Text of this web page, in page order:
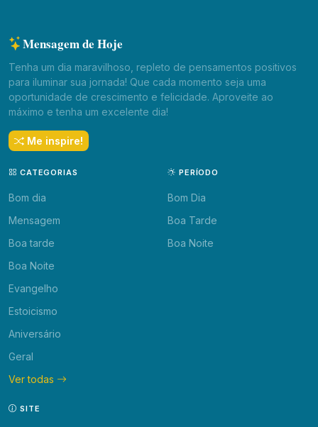
Mensagem de Hoje
Tenha um dia maravilhoso, repleto de pensamentos positivos
para iluminar sua jornada! Que cada momento seja uma
oportunidade de crescimento e felicidade. Aproveite ao
máximo e tenha um excelente dia!
Me inspire!
CATEGORIAS
Bom dia
Mensagem
Boa tarde
Boa Noite
Evangelho
Estoicismo
Aniversário
Geral
Ver todas
PERÍODO
Bom Dia
Boa Tarde
Boa Noite
SITE